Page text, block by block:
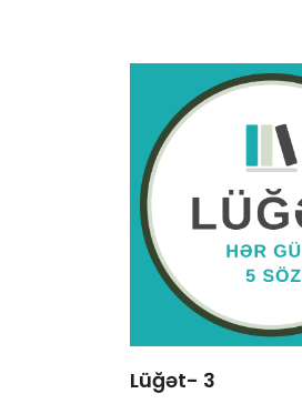
Lüğət- 3